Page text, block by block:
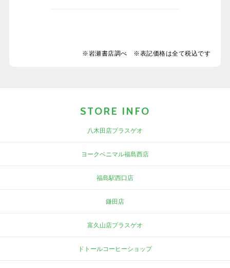
※岩瀬書店調べ ※表記価格は全て税込です
STORE INFO
八木田店プラスゲオ
ヨークベニマル福島西店
福島駅西口店
鎌田店
富久山店プラスゲオ
ドトールコーヒーショップ